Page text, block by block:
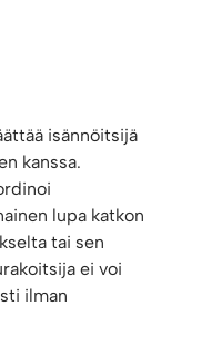
isännöitsijä
kanssa.
lupa katkon
tai sen
ei voi
ilman